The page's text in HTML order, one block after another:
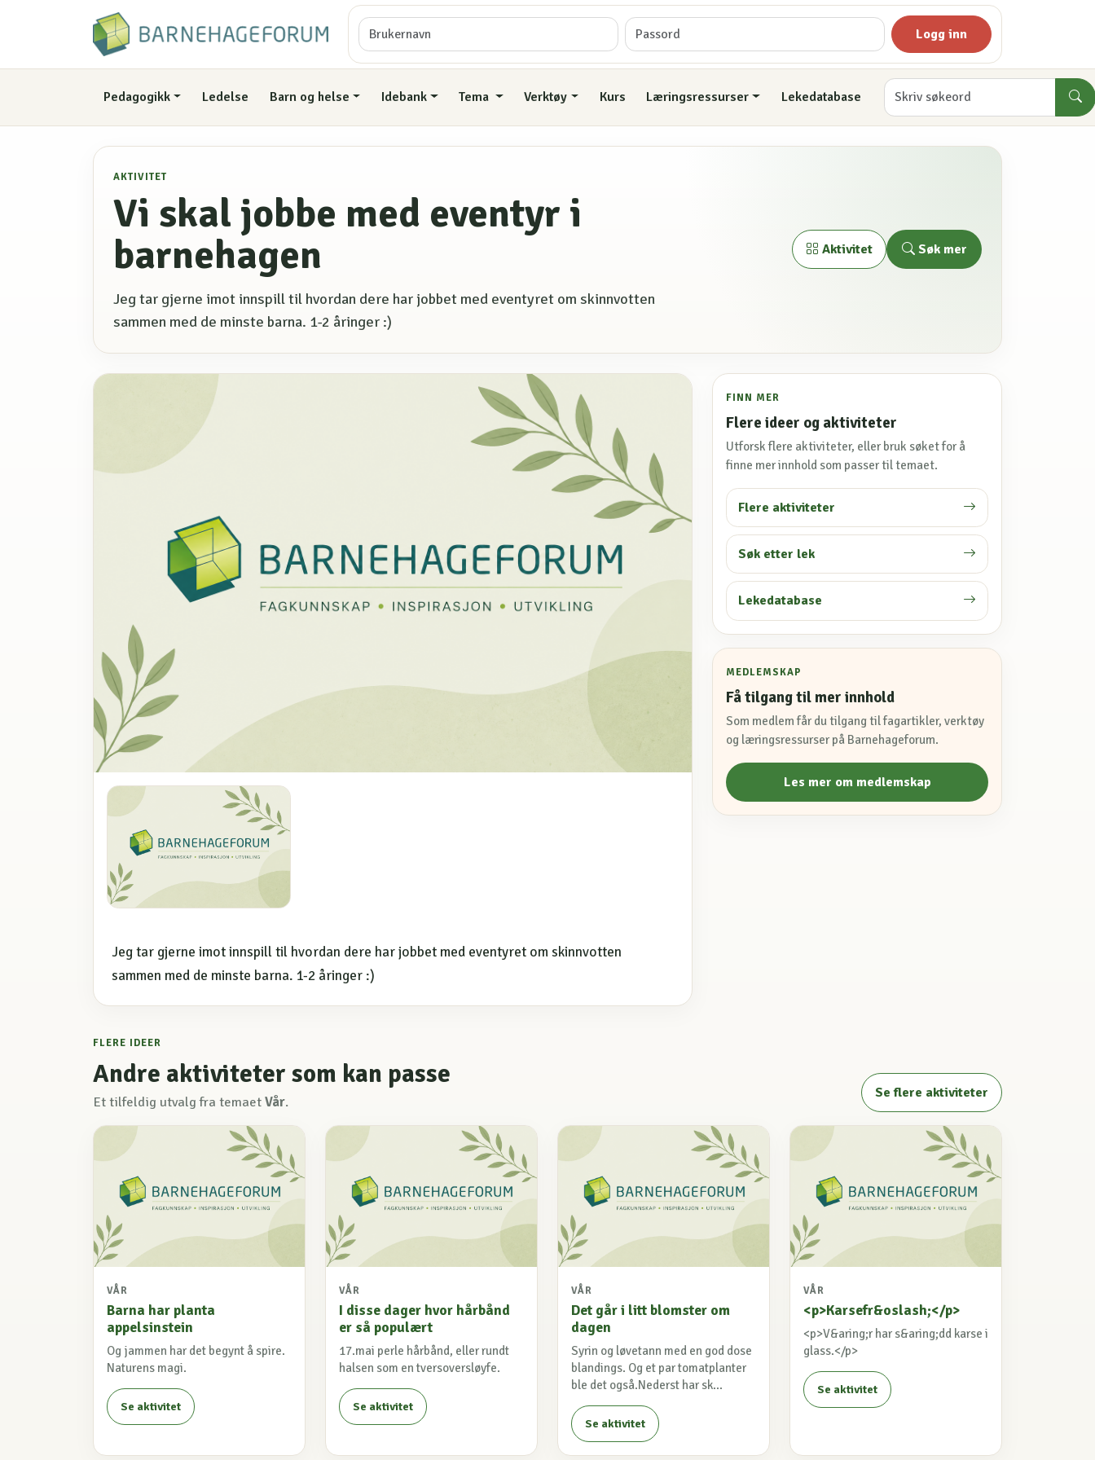
Logg inn
Pedagogikk Ledelse Barn og helse Idebank Tema Verktøy Kurs Læringsressurser Lekedatabase
AKTIVITET
Vi skal jobbe med eventyr i
barnehagen
Jeg tar gjerne imot innspill til hvordan dere har jobbet med eventyret om skinnvotten
sammen med de minste barna. 1-2 åringer :)
Aktivitet Søk mer
Jeg tar gjerne imot innspill til hvordan dere har jobbet med eventyret om skinnvotten
sammen med de minste barna. 1-2 åringer :)
FINN MER
Flere ideer og aktiviteter
Utforsk flere aktiviteter, eller bruk søket for å
finne mer innhold som passer til temaet.
Flere aktiviteter
Søk etter lek
Lekedatabase
MEDLEMSKAP
Få tilgang til mer innhold
Som medlem får du tilgang til fagartikler, verktøy
og læringsressurser på Barnehageforum.
Les mer om medlemskap
FLERE IDEER
Andre aktiviteter som kan passe
Et tilfeldig utvalg fra temaet Vår.
Se flere aktiviteter
VÅR
Barna har planta
appelsinstein
Og jammen har det begynt å spire.
Naturens magi.
Se aktivitet
VÅR
I disse dager hvor hårbånd
er så populært
17.mai perle hårbånd, eller rundt
halsen som en tversoversløyfe.
Se aktivitet
VÅR
Det går i litt blomster om
dagen
Syrin og løvetann med en god dose
blandings. Og et par tomatplanter
ble det også.Nederst har sk...
Se aktivitet
VÅR
<p>Karsefr&oslash;</p>
<p>V&aring;r har s&aring;dd karse i
glass.</p>
Se aktivitet